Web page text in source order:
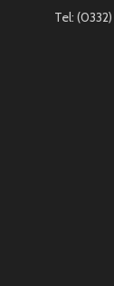
Tel: (0332)